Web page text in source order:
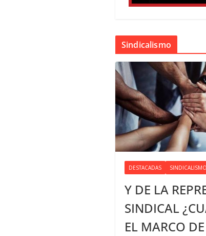
Sindicalismo
DESTACADAS SINDICALISMO
Y DE LA
SINDICAL
EL MARCO